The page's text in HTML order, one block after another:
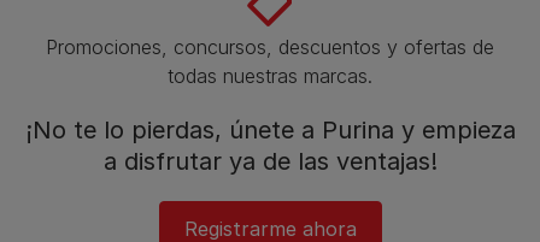
Promociones, concursos, descuentos y ofertas de
todas nuestras marcas.​
¡No te lo pierdas, únete a Purina y empieza
a disfrutar ya de las ventajas!​
Registrarme ahora